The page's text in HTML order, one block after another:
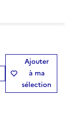
Ajouter
à ma
sélection